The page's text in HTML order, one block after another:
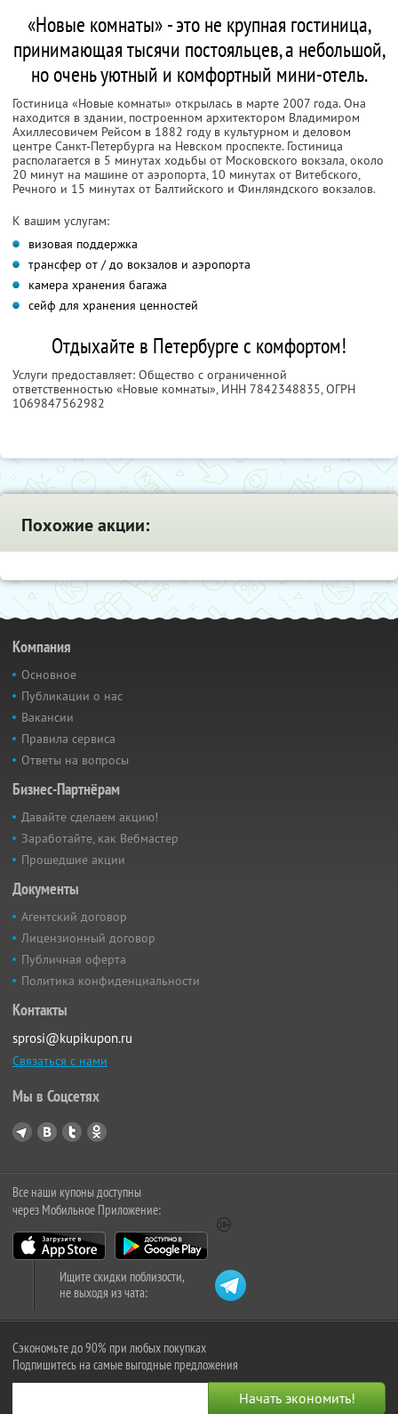
«Новые комнаты» - это не крупная гостиница,
принимающая тысячи постояльцев, а небольшой,
но очень уютный и комфортный мини-отель.
Гостиница «Новые комнаты» открылась в марте 2007 года. Она
находится в здании, построенном архитектором Владимиром
Ахиллесовичем Рейсом в 1882 году в культурном и деловом
центре Санкт-Петербурга на Невском проспекте. Гостиница
располагается в 5 минутах ходьбы от Московского вокзала, около
20 минут на машине от аэропорта, 10 минутах от Витебского,
Речного и 15 минутах от Балтийского и Финляндского вокзалов.
К вашим услугам:
визовая поддержка
трансфер от / до вокзалов и аэропорта
камера хранения багажа
сейф для хранения ценностей
Отдыхайте в Петербурге с комфортом!
Услуги предоставляет: Общество с ограниченной
ответственностью «Новые комнаты», ИНН 7842348835, ОГРН
1069847562982
Похожие акции:
Компания
Основное
Публикации о нас
Вакансии
Правила сервиса
Ответы на вопросы
Бизнес-Партнёрам
Давайте сделаем акцию!
Заработайте, как Вебмастер
Прошедшие акции
Документы
Агентский договор
Лицензионный договор
Публичная оферта
Политика конфиденциальности
Контакты
sprosi@kupikupon.ru
Связаться с нами
Мы в Соцсетях
Все наши купоны доступны
через Мобильное Приложение:
Ищите скидки поблизости,
не выходя из чата:
Сэкономьте до 90% при любых покупках
Подпишитесь на самые выгодные предложения